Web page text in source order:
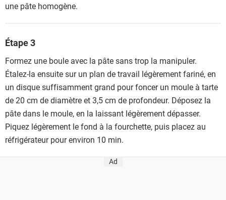
une pâte homogène.
Étape 3
Formez une boule avec la pâte sans trop la manipuler.
Étalez-la ensuite sur un plan de travail légèrement fariné, en
un disque suffisamment grand pour foncer un moule à tarte
de 20 cm de diamètre et 3,5 cm de profondeur. Déposez la
pâte dans le moule, en la laissant légèrement dépasser.
Piquez légèrement le fond à la fourchette, puis placez au
réfrigérateur pour environ 10 min.
Ad